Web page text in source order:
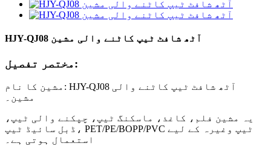
HJY-QJ08 آٹھ شافٹ ٹیپ کاٹنے والی مشین
مختصر تفصیل:
مشین کا نام: HJY-QJ08 آٹھ شافٹ ٹیپ کاٹنے والی
مشین۔
یہ مشین فلم، کاغذ، ماسکنگ ٹیپ، چپکنے والی ٹیپ،
ڈبل سائیڈ ٹیپ، PET/PE/BOPP/PVC ٹیپ وغیرہ کے لیے
استعمال ہوتی ہے۔